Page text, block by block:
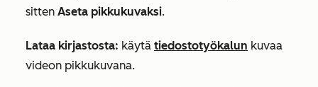
sitten Aseta pikkukuvaksi.
Lataa kirjastosta: käytä tiedostotyökalun kuvaa
videon pikkukuvana.